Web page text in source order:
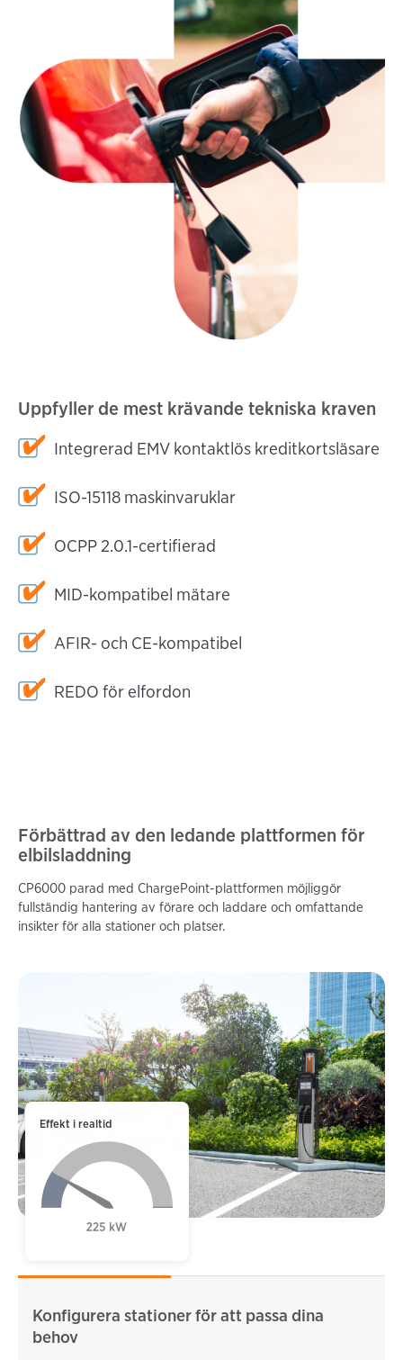
Uppfyller de mest krävande tekniska kraven
Integrerad EMV kontaktlös kreditkortsläsare
ISO-15118 maskinvaruklar
OCPP 2.0.1-certifierad
MID-kompatibel mätare
AFIR- och CE-kompatibel
REDO för elfordon
Förbättrad av den ledande plattformen för
elbilsladdning
CP6000 parad med ChargePoint-plattformen möjliggör
fullständig hantering av förare och laddare och omfattande
insikter för alla stationer och platser.
Effekt i realtid
Konfigurera stationer för att passa dina
behov